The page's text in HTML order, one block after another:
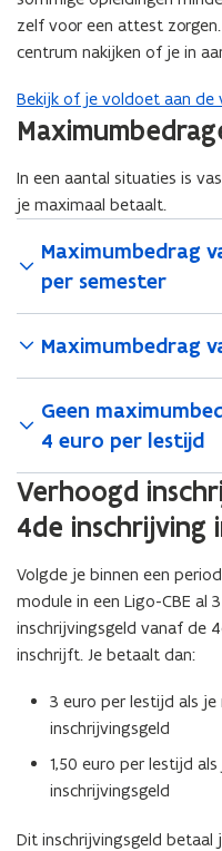
zelf voor een attest
centrum nakijken of je in
Bekijk of je voldoet aan de
In een aantal situaties is
je maximaal betaalt.
Maximumbedrag
per semester
Maximumbedrag
Geen
4 euro per lestijd
Verhoogd
4de inschrijving
Volgde je binnen een
module in een Ligo-CBE al
inschrijvingsgeld vanaf de
inschrijft. Je betaalt dan:
3 euro per lestijd als
inschrijvingsgeld
1,50 euro per lestijd
inschrijvingsgeld
Dit inschrijvingsgeld